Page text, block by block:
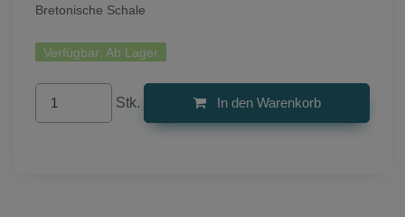
Bretonische Schale
Verfügbar: Ab Lager
Stk. In den Warenkorb